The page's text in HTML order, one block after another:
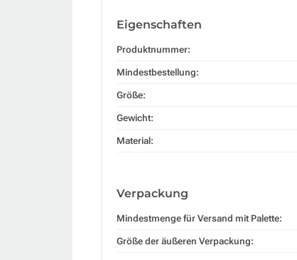
Eigenschaften
Produktnummer:
Mindestbestellung:
Größe:
Gewicht:
Material:
Verpackung
Mindestmenge für Versand mit Palette:
Größe der äußeren Verpackung: